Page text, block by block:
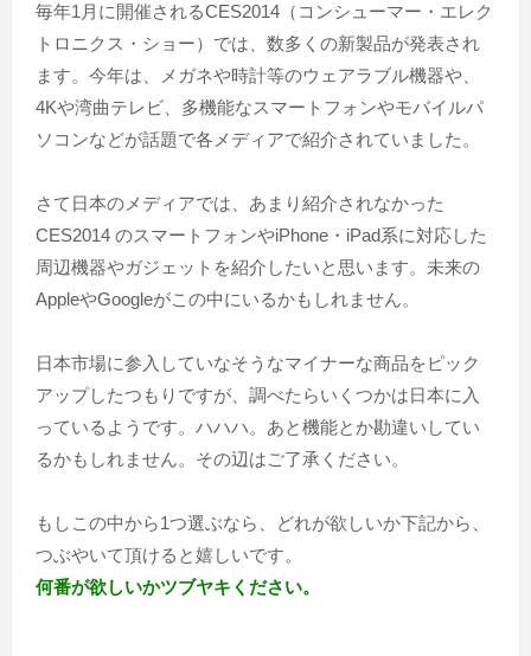
毎年1月に開催されるCES2014（コンシューマー・エレク
トロニクス・ショー）では、数多くの新製品が発表され
ます。今年は、メガネや時計等のウェアラブル機器や、
4Kや湾曲テレビ、多機能なスマートフォンやモバイルパ
ソコンなどが話題で各メディアで紹介されていました。
さて日本のメディアでは、あまり紹介されなかった
CES2014 のスマートフォンやiPhone・iPad系に対応した
周辺機器やガジェットを紹介したいと思います。未来の
AppleやGoogleがこの中にいるかもしれません。
日本市場に参入していなそうなマイナーな商品をピック
アップしたつもりですが、調べたらいくつかは日本に入
っているようです。ハハハ。あと機能とか勘違いしてい
るかもしれません。その辺はご了承ください。
もしこの中から1つ選ぶなら、どれが欲しいか下記から、
つぶやいて頂けると嬉しいです。
何番が欲しいかツブヤキください。